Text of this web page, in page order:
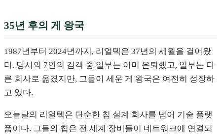
35년 후의 게 왕국
1987년부터 2024년까지, 리얼텍은 37년의 세월을 걸어왔
다. 당시의 7인의 검객 중 일부는 이미 은퇴했고, 일부는 다
른 회사로 옮겼지만, 그들이 세운 게 왕국은 여전히 성장하
고 있다.
오늘날의 리얼텍은 단순한 칩 설계 회사를 넘어 기술 플랫
폼이다. 그들의 칩은 전 세계 장비들이 네트워크에 연결되